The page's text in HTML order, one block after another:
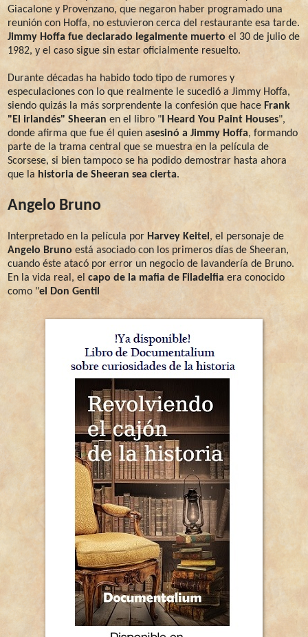
Giacalone y Provenzano, que negaron haber programado una
reunión con Hoffa, no estuvieron cerca del restaurante esa tarde.
Jimmy Hoffa fue declarado legalmente muerto el 30 de julio de
1982, y el caso sigue sin estar oficialmente resuelto.
Durante décadas ha habido todo tipo de rumores y
especulaciones con lo que realmente le sucedió a Jimmy Hoffa,
siendo quizás la más sorprendente la confesión que hace Frank
"El irlandés" Sheeran en el libro " I Heard You Paint Houses",
donde afirma que fue él quien asesinó a Jimmy Hoffa, formando
parte de la trama central que se muestra en la película de
Scorsese, si bien tampoco se ha podido demostrar hasta ahora
que la historia de Sheeran sea cierta.
Angelo Bruno
Interpretado en la película por Harvey Keitel , el personaje de
Angelo Bruno está asociado con los primeros días de Sheeran,
cuando éste atacó por error un negocio de lavandería de Bruno.
En la vida real, el capo de la mafia de Filadelfia era conocido
como "el Don Gentil